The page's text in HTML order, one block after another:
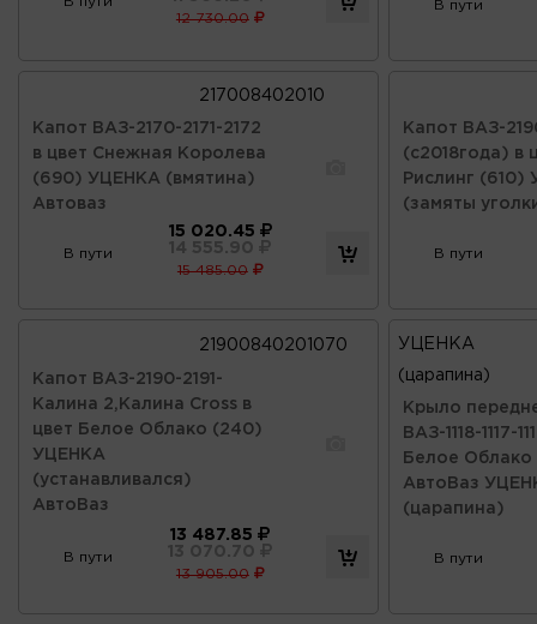
12 730.00
В пути
217008402010
Капот ВАЗ-2170-2171-2172
в цвет Снежная Королева
(690) УЦЕНКА (вмятина)
Автоваз
В пути
15 020.45
14 555.90
15 485.00
Капот ВАЗ-
(с2018года) в
Рислинг (610)
(замяты
В пути
21900840201070
Капот ВАЗ-2190-2191-
Калина 2,Калина Cross в
цвет Белое Облако (240)
УЦЕНКА
(устанавливался)
АвтоВаз
В пути
13 487.85
13 070.70
13 905.00
УЦЕНКА
(царапина)
Крыло
ВАЗ-1118-1117-
Белое
АвтоВаз
(царапина)
В пути